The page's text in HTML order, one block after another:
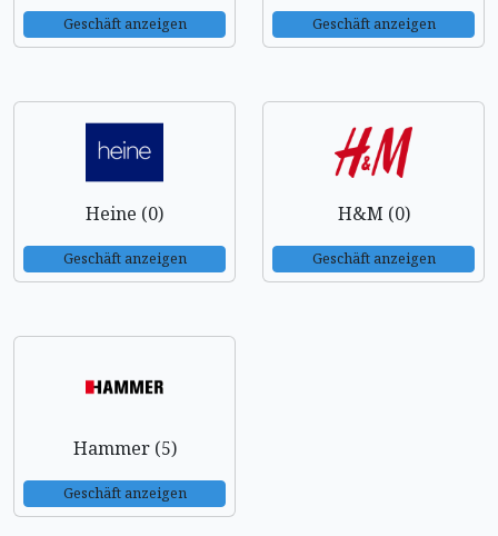
Geschäft anzeigen Geschäft anzeigen
Heine (0)
Geschäft anzeigen
H&M (0)
Geschäft anzeigen
Hammer (5)
Geschäft anzeigen